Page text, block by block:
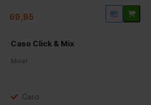
69,95
Caso Click & Mix
Mixer
Caso